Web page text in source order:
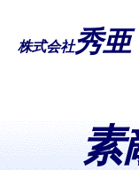
素
株式会社秀亜